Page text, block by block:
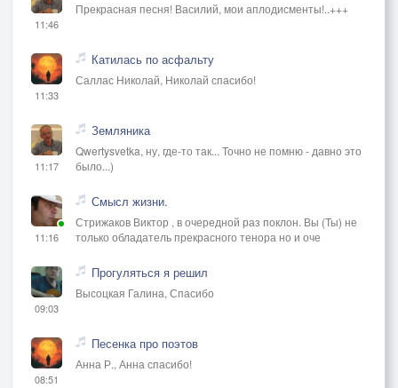
11:46
Прекрасная песня! Василий, мои аплодисменты!..+++
11:33
Катилась по асфальту
Саллас Николай, Николай спасибо!
11:17
Земляника
Qwertysvetka, ну, где-то так... Точно не помню - давно это
было...)
11:16
Смысл жизни.
Стрижаков Виктор , в очередной раз поклон. Вы (Ты) не
только обладатель прекрасного тенора но и оче
09:03
Прогуляться я решил
Высоцкая Галина, Спасибо
08:51
Песенка про поэтов
Анна Р., Анна спасибо!